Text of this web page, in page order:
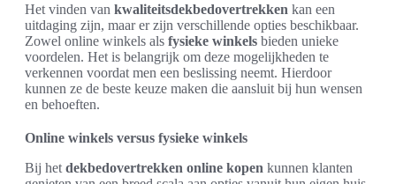
Het vinden van kwaliteitsdekbedovertrekken kan een
uitdaging zijn, maar er zijn verschillende opties beschikbaar.
Zowel online winkels als fysieke winkels bieden unieke
voordelen. Het is belangrijk om deze mogelijkheden te
verkennen voordat men een beslissing neemt. Hierdoor
kunnen ze de beste keuze maken die aansluit bij hun wensen
en behoeften.
Online winkels versus fysieke winkels
Bij het dekbedovertrekken online kopen kunnen klanten